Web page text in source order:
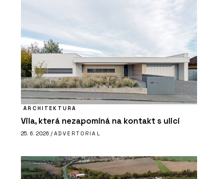
ARCHITEKTURA
Vila, která nezapomíná na kontakt s ulicí
25. 6. 2026 / ADVERTORIAL